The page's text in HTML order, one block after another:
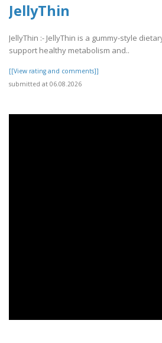
JellyThin
JellyThin :- JellyThin is a gummy-style
support healthy metabolism and..
[[View rating and comments]]
submitted at 06.08.2026